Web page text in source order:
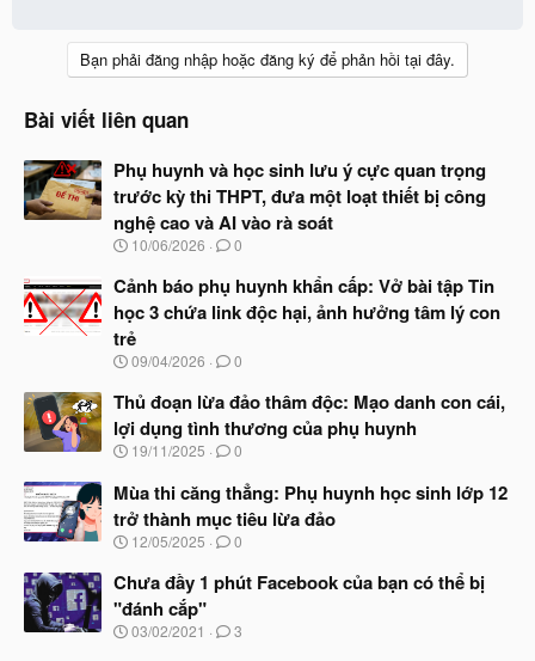
Bạn phải đăng nhập hoặc đăng ký để phản hồi tại đây.
Bài viết liên quan
Phụ huynh và học sinh lưu ý cực quan trọng
trước kỳ thi THPT, đưa một loạt thiết bị công
nghệ cao và AI vào rà soát
N
à
b
ắ
t
ầ
u
10/06/2026 0
Cảnh báo phụ huynh khẩn cấp: Vở bài tập Tin
học 3 chứa link độc hại, ảnh hưởng tâm lý con
trẻ
N
à
b
ắ
đ
ầ
u
09/04/2026 0
Thủ đoạn lừa đảo thâm độc: Mạo danh con cái,
lợi dụng tình thương của phụ huynh
N
à
y
b
ắ
đ
ầ
u
19/11/2025 0
Mùa thi căng thẳng: Phụ huynh học sinh lớp 12
trở thành mục tiêu lừa đảo
N
à
b
ắ
12/05/2025 0
Chưa đầy 1 phút Facebook của bạn có thể bị
"đánh cắp"
N
03/02/2021 3